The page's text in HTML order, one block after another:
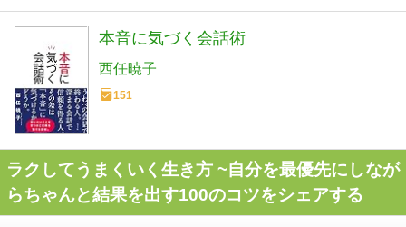
本音に気づく会話術
西任暁子
151
ラクしてうまくいく生き方 ~自分を最優先にしなが
らちゃんと結果を出す100のコツをシェアする